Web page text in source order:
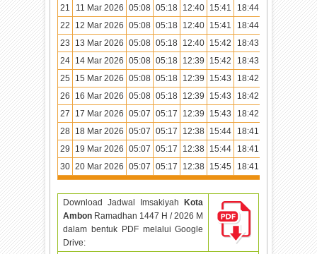
21
11 Mar 2026 05:08 05:18 12:40 15:41 18:44
19:52
22
12 Mar 2026 05:08 05:18 12:40 15:41 18:44
19:52
23
13 Mar 2026 05:08 05:18 12:40 15:42 18:43
19:51
24 14 Mar 2026 05:08 05:18 12:39 15:42 18:43
19:51
25
15 Mar 2026 05:08 05:18 12:39 15:43 18:42
19:51
26
16 Mar 2026 05:08 05:18 12:39 15:43 18:42
19:50
27
17 Mar 2026 05:07 05:17 12:39 15:43 18:42
19:50
28 18 Mar 2026 05:07 05:17 12:38 15:44 18:41
19:49
29
19 Mar 2026 05:07 05:17 12:38 15:44 18:41
19:49
30 20 Mar 2026 05:07 05:17 12:38 15:45 18:41 19:49
Download Jadwal ImsakiyahKota
Ambon Ramadhan 1447 H / 2026 M
dalam bentuk PDF melalui Google
Drive: